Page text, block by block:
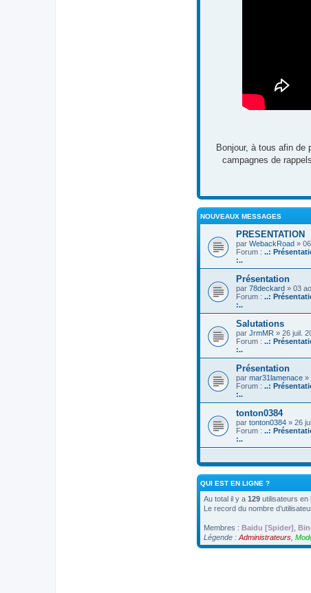
Bonjour, à tous afin de
campagnes de
NOUVEAUX MESSAGES
PRESENTATION
par WebackRoad »
Forum : ..:
:..
Présentation
par 78deckard » 03
Forum : ..:
:..
Salutations
par JrmMR » 26 juil.
Forum : ..:
:..
Présentation
par mar31lamenace »
Forum : ..:
:..
tonton0384
par tonton0384 » 26
Forum : ..:
:..
QUI EST EN LIGNE ?
Au total il y a 129 utilisateurs en
Le record du nombre
Membres : Baidu [Spider]
Légende : Administrateurs